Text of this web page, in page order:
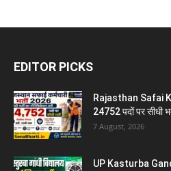
EDITOR PICKS
Rajasthan Safai
24752 पदों पर सीधी
7 August, 2026
UP Kasturba